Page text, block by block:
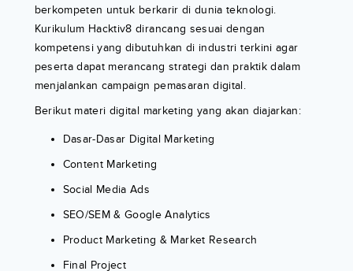
berkompeten untuk berkarir di dunia teknologi.
Kurikulum Hacktiv8 dirancang sesuai dengan
kompetensi yang dibutuhkan di industri terkini agar
peserta dapat merancang strategi dan praktik dalam
menjalankan campaign pemasaran digital.
Berikut materi digital marketing yang akan diajarkan:
Dasar-Dasar Digital Marketing
Content Marketing
Social Media Ads
SEO/SEM & Google Analytics
Product Marketing & Market Research
Final Project